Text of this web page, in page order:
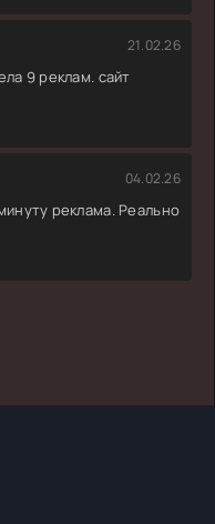
21.02.26
9 реклам. сайт
04.02.26
реклама. Реально